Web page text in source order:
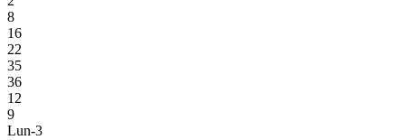
8
16
22
35
36
12
9
Lun-3